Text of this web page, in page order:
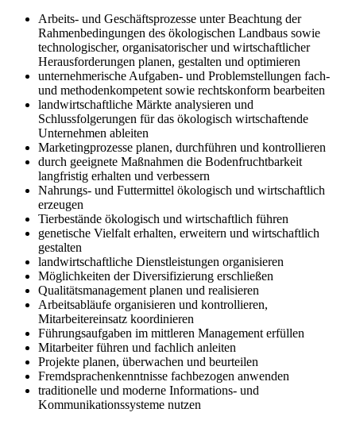
Arbeits- und Geschäftsprozesse unter Beachtung der
Rahmenbedingungen des ökologischen Landbaus sowie
technologischer, organisatorischer und wirtschaftlicher
Herausforderungen planen, gestalten und optimieren
unternehmerische Aufgaben- und Problemstellungen fach-
und methodenkompetent sowie rechtskonform bearbeiten
landwirtschaftliche Märkte analysieren und
Schlussfolgerungen für das ökologisch wirtschaftende
Unternehmen ableiten
Marketingprozesse planen, durchführen und kontrollieren
durch geeignete Maßnahmen die Bodenfruchtbarkeit
langfristig erhalten und verbessern
Nahrungs- und Futtermittel ökologisch und wirtschaftlich
erzeugen
Tierbestände ökologisch und wirtschaftlich führen
genetische Vielfalt erhalten, erweitern und wirtschaftlich
gestalten
landwirtschaftliche Dienstleistungen organisieren
Möglichkeiten der Diversifizierung erschließen
Qualitätsmanagement planen und realisieren
Arbeitsabläufe organisieren und kontrollieren,
Mitarbeitereinsatz koordinieren
Führungsaufgaben im mittleren Management erfüllen
Mitarbeiter führen und fachlich anleiten
Projekte planen, überwachen und beurteilen
Fremdsprachenkenntnisse fachbezogen anwenden
traditionelle und moderne Informations- und
Kommunikationssysteme nutzen